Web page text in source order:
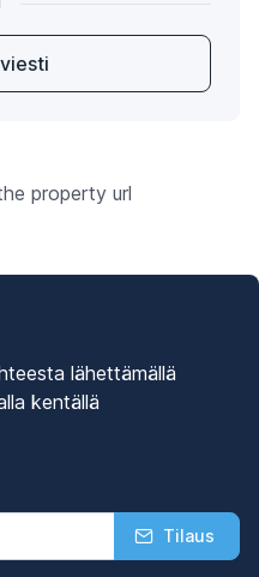
lähettämällä
kentällä
Tilaus